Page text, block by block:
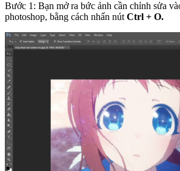
Bước 1: Bạn mở ra bức ảnh cần chỉnh sửa
photoshop, bằng cách nhấn nútCtrl + O.